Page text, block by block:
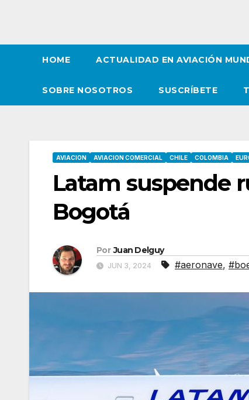
HOME ACTUALIDAD EN AVIACIÓN
SOBRE NOSOTROS SUSCRÍBETE
AVIACION AVIACION COMERCIAL CHILE COLOMBIA
Latam suspende
Bogotá
Por Juan Delguy
JUN 3, 2024 #aeronave,